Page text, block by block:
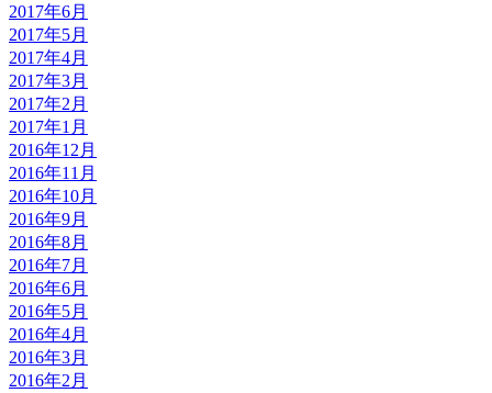
2017年6月
2017年5月
2017年4月
2017年3月
2017年2月
2017年1月
2016年12月
2016年11月
2016年10月
2016年9月
2016年8月
2016年7月
2016年6月
2016年5月
2016年4月
2016年3月
2016年2月